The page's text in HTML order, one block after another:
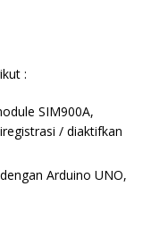
:
SIM900A,
/ diaktifkan
Arduino UNO,